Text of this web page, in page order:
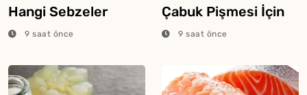
Hangi Sebzeler
Konur?
9 saat önce
Çabuk Pişmesi İçin
Püf Noktaları
9 saat önce